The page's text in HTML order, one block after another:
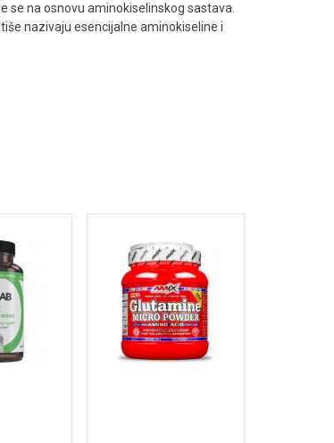
se na osnovu aminokiselinskog sastava.
nazivaju esencijalne aminokiseline i